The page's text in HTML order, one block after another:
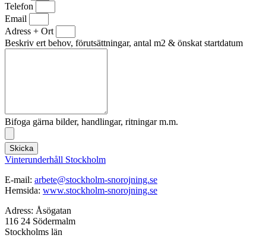
Telefon
Email
Adress + Ort
Beskriv ert behov, förutsättningar, antal m2 & önskat startdatum
Bifoga gärna bilder, handlingar, ritningar m.m.
Skicka
Vinterunderhåll Stockholm
E-mail: arbete@stockholm-snorojning.se
Hemsida: www.stockholm-snorojning.se
Adress: Åsögatan
116 24 Södermalm
Stockholms län